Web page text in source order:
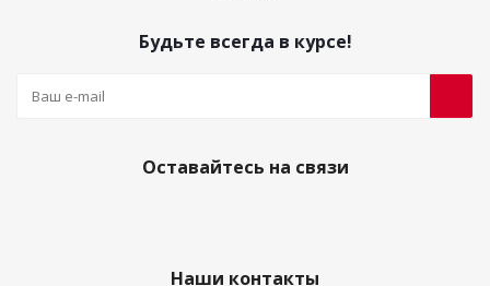
Будьте всегда в курсе!
Оставайтесь на связи
Наши контакты